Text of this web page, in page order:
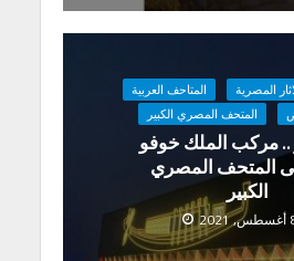
المصرية
المتاحف العربية
المتحف المصري الكبير
مركب الملك خوفو
المتحف المصري
الكبير